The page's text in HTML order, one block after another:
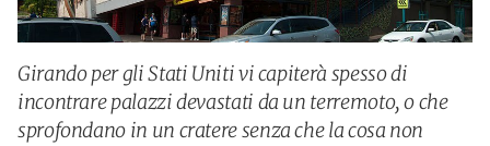
Girando per gli Stati Uniti vi capiterà spesso di
incontrare palazzi devastati da un terremoto, o che
sprofondano in un cratere senza che la cosa non